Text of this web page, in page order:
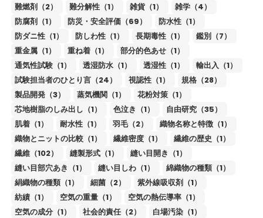
難燃剤（2）
難分解性（1） 雑貨（1）
雑学（4）
防腐剤（1）
防災・安全評価（69）
防水性（1）
防ダニ性（1）
防しわ性（1） 長期毒性（1）
鑑別（7）
重金属（1）
重ね着（1）
部分的色あせ（1）
通気性試験（1）
透湿防水（1） 透湿性（1）
輸出入（1）
試験担当者のひとり言（24）
視認性（1）
規格（28）
製品開発（3）
蒸気機関（1）
花粉対策（1）
芯地樹脂のしみ出し（1）
色泣き（1）
自由研究（35）
肌着（1）
耐水性（1） 羽毛（2）
織物名称と特徴（1）
織物とニットの比較（1）
繊維密度（1）
繊維の歴史（1）
繊維（102）
縫製形式（1）
縫い目開き（1）
縫い目部穴あき（1）
縫い目しわ（1）
綿織物の種類（1）
絹織物の種類（1）
細菌（2）
紫外線吸収剤（1）
紡績（1）
空気の重量（1）
空気の熱伝導率（1）
空気の成分（1）
社会的責任（2）
白場汚染（1）